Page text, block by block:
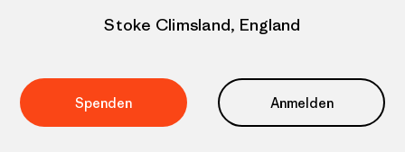
Stoke Climsland, England
Spenden Anmelden